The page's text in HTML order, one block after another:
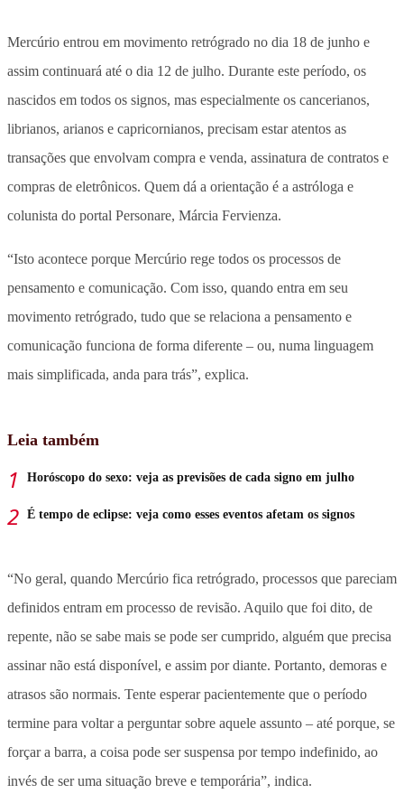
Mercúrio entrou em movimento retrógrado no dia 18 de junho e
assim continuará até o dia 12 de julho. Durante este período, os
nascidos em todos os signos, mas especialmente os cancerianos,
librianos, arianos e capricornianos, precisam estar atentos as
transações que envolvam compra e venda, assinatura de contratos e
compras de eletrônicos. Quem dá a orientação é a astróloga e
colunista do portal Personare, Márcia Fervienza.
“Isto acontece porque Mercúrio rege todos os processos de
pensamento e comunicação. Com isso, quando entra em seu
movimento retrógrado, tudo que se relaciona a pensamento e
comunicação funciona de forma diferente – ou, numa linguagem
mais simplificada, anda para trás”, explica.
Leia também
Horóscopo do sexo: veja as previsões de cada signo em julho
É tempo de eclipse: veja como esses eventos afetam os signos
“No geral, quando Mercúrio fica retrógrado, processos que pareciam
definidos entram em processo de revisão. Aquilo que foi dito, de
repente, não se sabe mais se pode ser cumprido, alguém que precisa
assinar não está disponível, e assim por diante. Portanto, demoras e
atrasos são normais. Tente esperar pacientemente que o período
termine para voltar a perguntar sobre aquele assunto – até porque, se
forçar a barra, a coisa pode ser suspensa por tempo indefinido, ao
invés de ser uma situação breve e temporária”, indica.